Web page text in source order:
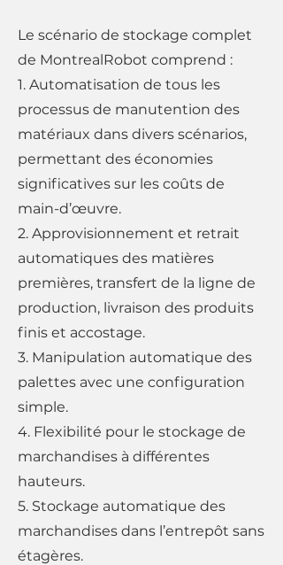
Le scénario de stockage complet
de MontrealRobot comprend :
1. Automatisation de tous les
processus de manutention des
matériaux dans divers scénarios,
permettant des économies
significatives sur les coûts de
main-d’œuvre.
2. Approvisionnement et retrait
automatiques des matières
premières, transfert de la ligne de
production, livraison des produits
finis et accostage.
3. Manipulation automatique des
palettes avec une configuration
simple.
4. Flexibilité pour le stockage de
marchandises à différentes
hauteurs.
5. Stockage automatique des
marchandises dans l’entrepôt sans
étagères.